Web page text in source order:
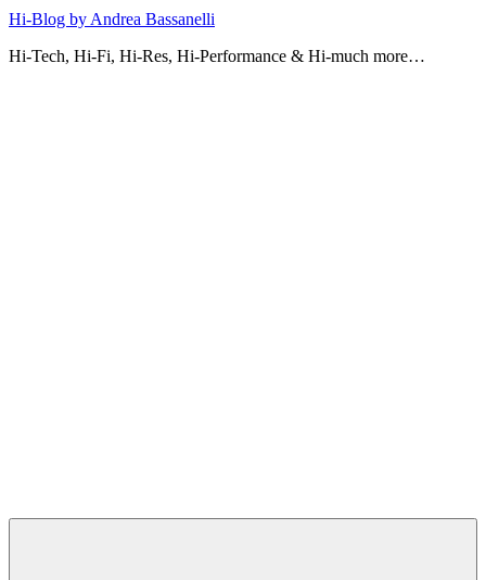
Hi-Blog by Andrea Bassanelli
Hi-Tech, Hi-Fi, Hi-Res, Hi-Performance & Hi-much more…